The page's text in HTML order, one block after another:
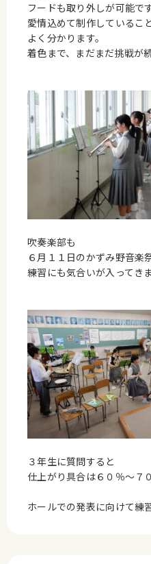
フードも取り外しが可能です
愛情込めて制作しているこ
よく分かります。
着色まで、まだまだ挑戦が
吹奏楽部も
６月１１日のかずみ野音楽
練習にも気合いが入ってき
３年生に質問すると
仕上がり具合は６０％～７
ホールでの発表に向けて練